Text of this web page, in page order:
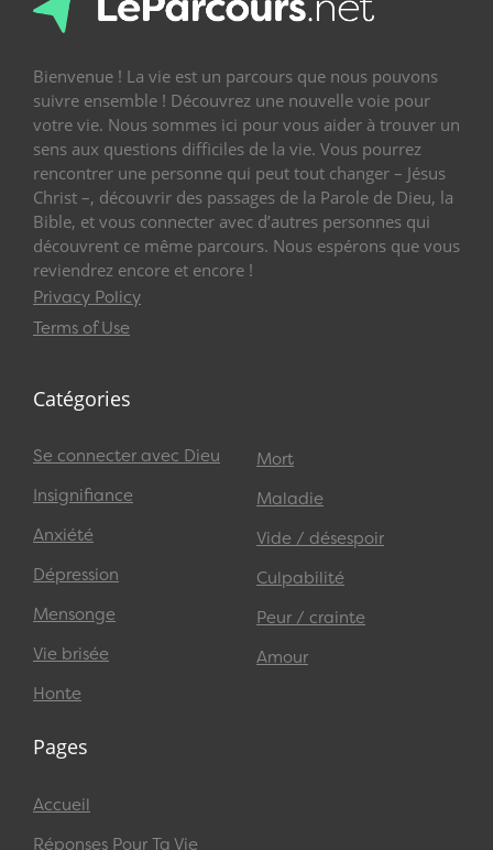
Bienvenue ! La vie est un parcours que nous pouvons
suivre ensemble ! Découvrez une nouvelle voie pour
votre vie. Nous sommes ici pour vous aider à trouver un
sens aux questions difficiles de la vie. Vous pourrez
rencontrer une personne qui peut tout changer – Jésus
Christ –, découvrir des passages de la Parole de Dieu, la
Bible, et vous connecter avec d’autres personnes qui
découvrent ce même parcours. Nous espérons que vous
reviendrez encore et encore !
Privacy Policy
Terms of Use
Catégories
Se connecter avec Dieu
Insignifiance
Anxiété
Dépression
Mensonge
Vie brisée
Honte
Mort
Maladie
Vide / désespoir
Culpabilité
Peur / crainte
Amour
Pages
Accueil
Réponses Pour Ta Vie